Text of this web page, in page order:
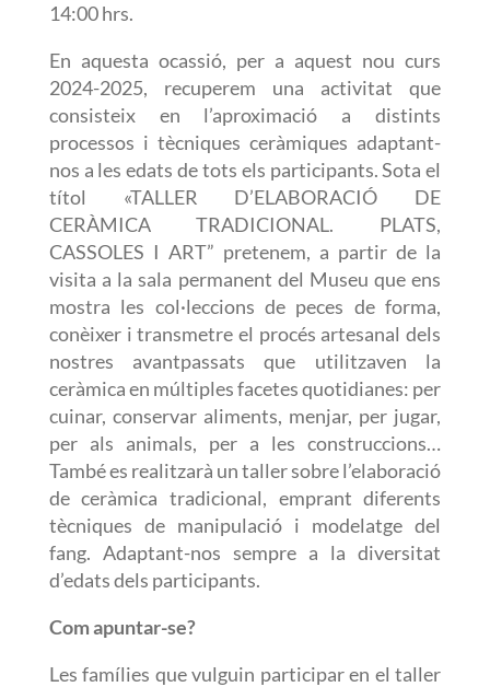
14:00 hrs.
En aquesta ocassió, per a aquest nou curs
2024-2025, recuperem una activitat que
consisteix en l’aproximació a distints
processos i tècniques ceràmiques adaptant-
nos a les edats de tots els participants. Sota el
títol «TALLER D’ELABORACIÓ DE
CERÀMICA TRADICIONAL. PLATS,
CASSOLES I ART” pretenem, a partir de la
visita a la sala permanent del Museu que ens
mostra les col·leccions de peces de forma,
conèixer i transmetre el procés artesanal dels
nostres avantpassats que utilitzaven la
ceràmica en múltiples facetes quotidianes: per
cuinar, conservar aliments, menjar, per jugar,
per als animals, per a les construccions…
També es realitzarà un taller sobre l’elaboració
de ceràmica tradicional, emprant diferents
tècniques de manipulació i modelatge del
fang. Adaptant-nos sempre a la diversitat
d’edats dels participants.
Com apuntar-se?
Les famílies que vulguin participar en el taller